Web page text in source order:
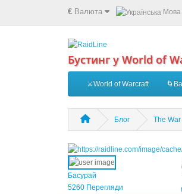
€ Валюта Мова
Бустинг у World of
⚔️World of Warcraft
Блог The
Басурай
5260 Перегляди